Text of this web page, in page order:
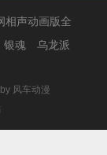
相声动画版全
银魂
乌龙派
风车动漫